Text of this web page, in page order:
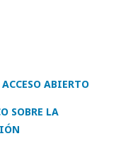
ABIERTO
SOBRE LA